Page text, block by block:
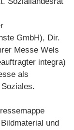
GmbH), Dir.
Messe Wels
integra)
als
und